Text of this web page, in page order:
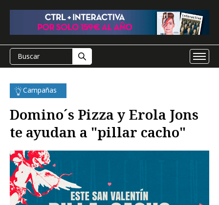
Campañas
Domino´s Pizza y Erola Jons
te ayudan a "pillar cacho"